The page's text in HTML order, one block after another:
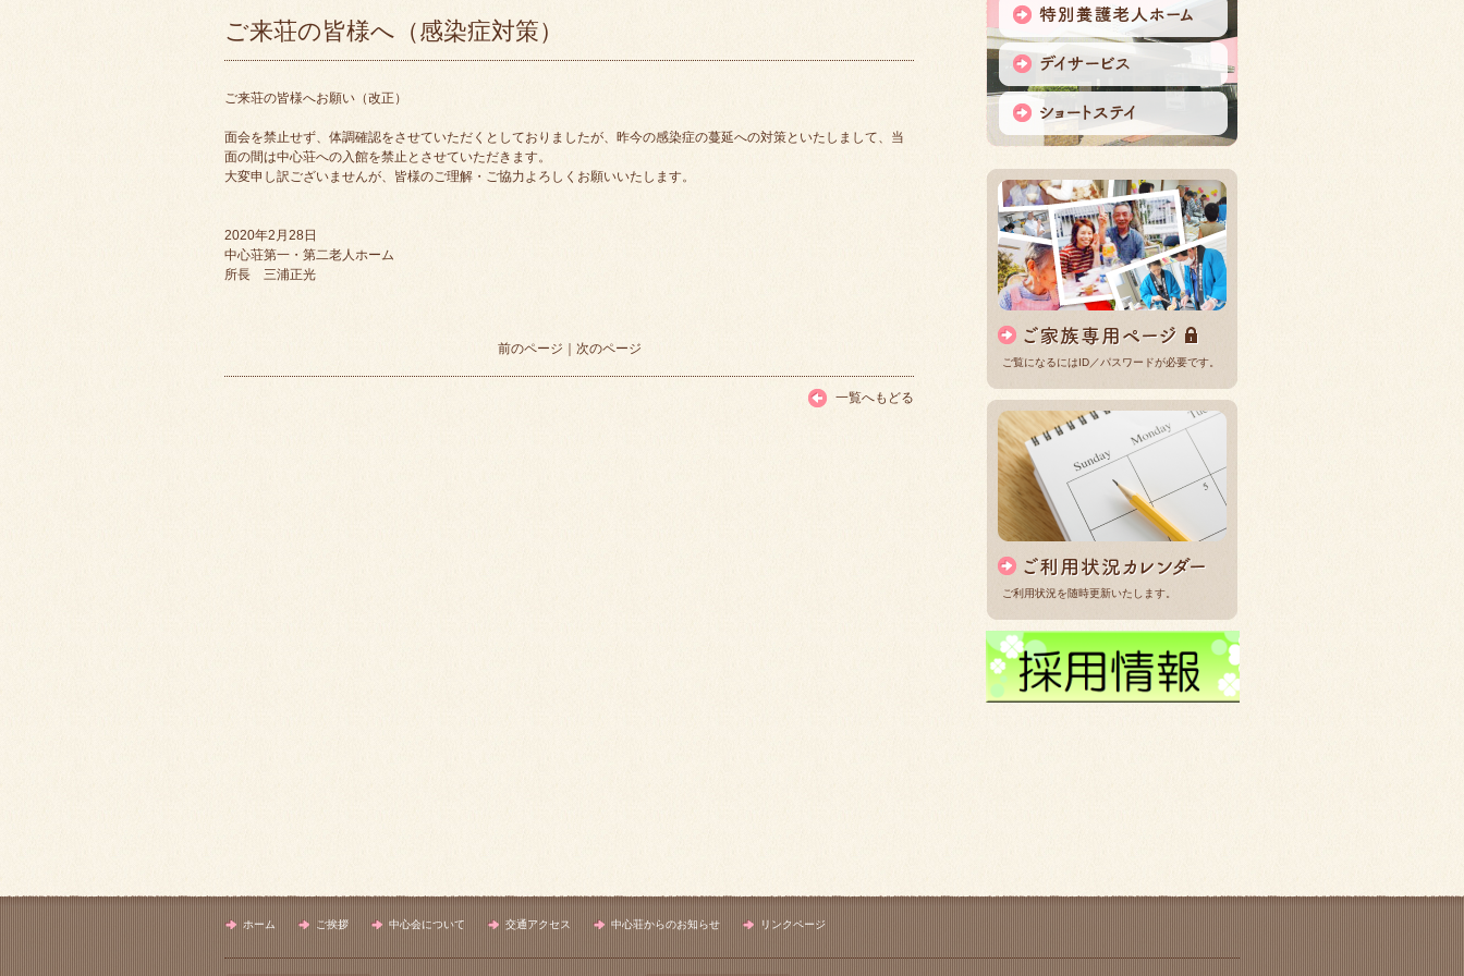
ご来荘の皆様へ（感染症対策）
ご来荘の皆様へお願い（改正）
面会を禁止せず、体調確認をさせていただくとしておりましたが、昨今の感染症の蔓延への対策といたしまして、当
面の間は中心荘への入館を禁止とさせていただきます。
大変申し訳ございませんが、皆様のご理解・ご協力よろしくお願いいたします。
2020年2月28日
中心荘第一・第二老人ホーム
所長 三浦正光
前のページ 次のページ
一覧へもどる
ご覧になるにはID／パスワードが必要です。
ご利用状況を随時更新いたします。
ホーム ご挨拶 中心会について 交通アクセス 中心荘からのお知らせ リンクページ